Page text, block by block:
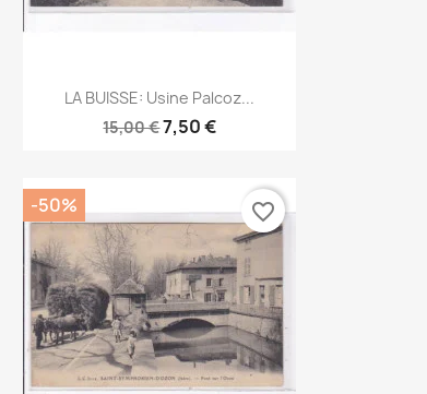
Aperçu rapide
LA BUISSE: Usine Palcoz...
15,00 €7,50 €
-50% favorite_border